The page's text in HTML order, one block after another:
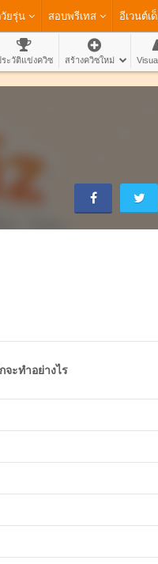
ยรุ่น สอบพรีเทส อีเวนต์เ
ะวัติแข่งควิซ สร้างควิซใหม่
จะทำอย่างไร